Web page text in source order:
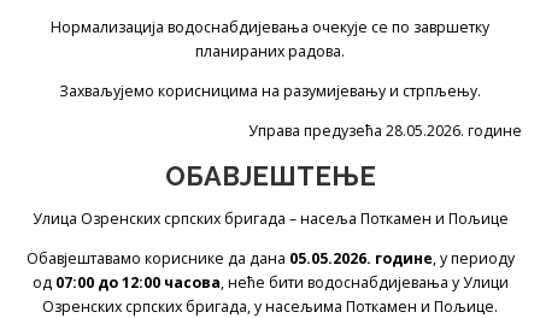
Нормализација водоснабдијевања очекује се по завршетку
планираних радова.
Захваљујемо корисницима на разумијевању и стрпљењу.
Управа предузећа 28.05.2026. године
ОБАВЈЕШТЕЊЕ
Улица Озренских српских бригада – насеља Поткамен и Пољице
Обавјештавамо кориснике да дана 05.05.2026. године, у периоду
од 07:00 до 12:00 часова, неће бити водоснабдијевања у Улици
Озренских српских бригада, у насељима Поткамен и Пољице.